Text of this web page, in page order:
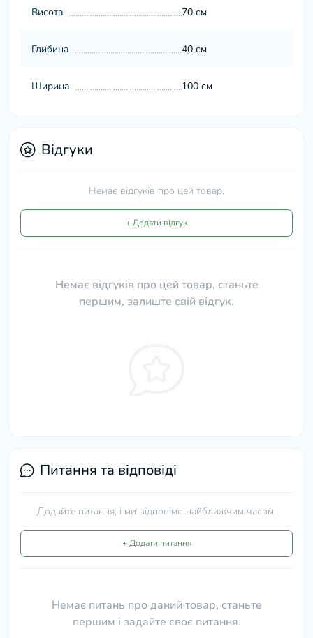
Висота 70 см
Глибина 40 см
Ширина 100 см
Відгуки
Немає відгуків про цей товар.
+ Додати відгук
Немає відгуків про цей товар, станьте
першим, залиште свій відгук.
Питання та відповіді
Додайте питання, і ми відповімо найближчим часом.
+ Додати питання
Немає питань про даний товар, станьте
першим і задайте своє питання.